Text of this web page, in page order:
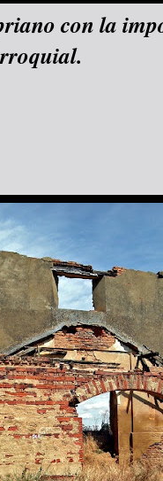
con la